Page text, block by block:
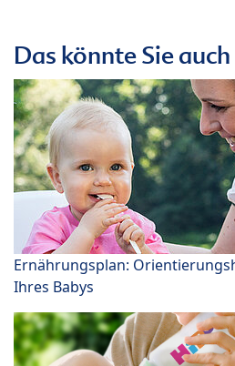
Das könnte Sie
Ernährungsplan:
Ihres Babys